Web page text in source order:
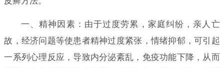
一、精神因素：由于过度劳累，家庭纠纷，亲人亡
故，经济问题等使患者精神过度紧张，情绪抑郁，可引起
一系列心理反应，导致内分泌紊乱，免疫功能下降，从而